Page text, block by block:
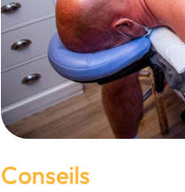
Conseils